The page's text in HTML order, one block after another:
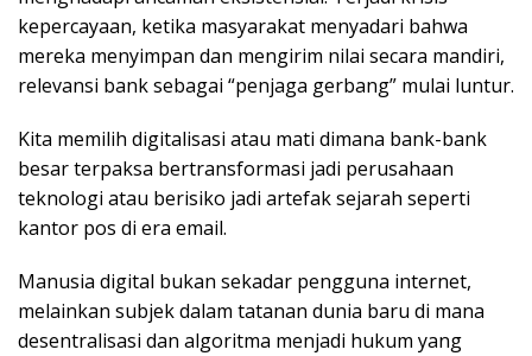
kepercayaan, ketika masyarakat menyadari bahwa
mereka menyimpan dan mengirim nilai secara mandiri,
relevansi bank sebagai “penjaga gerbang” mulai luntur.
Kita memilih digitalisasi atau mati dimana bank-bank
besar terpaksa bertransformasi jadi perusahaan
teknologi atau berisiko jadi artefak sejarah seperti
kantor pos di era email.
Manusia digital bukan sekadar pengguna internet,
melainkan subjek dalam tatanan dunia baru di mana
desentralisasi dan algoritma menjadi hukum yang